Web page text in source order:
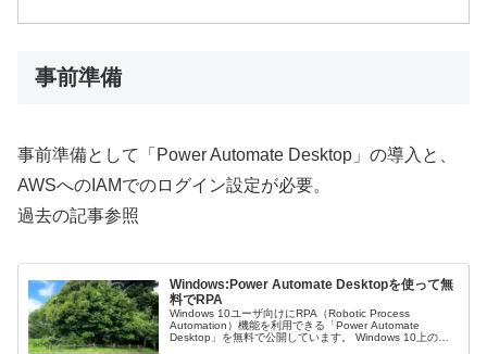
事前準備
事前準備として「Power Automate Desktop」の導入と、
AWSへのIAMでのログイン設定が必要。
過去の記事参照
Windows:Power Automate Desktopを使って無
料でRPA
Windows 10ユーザ向けにRPA（Robotic Process
Automation）機能を利用できる「Power Automate
Desktop」を無料で公開しています。 Windows 10上の操